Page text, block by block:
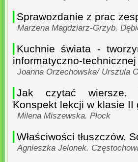
Sprawozdanie z prac
Marzena Magdziarz-Grzyb.
Kuchnie świata -
informatyczno-technicznej
Joanna Orzechowska/ Urszula
Jak czytać wiersze.
Konspekt lekcji w klasie II
Milena Miszewska. Płock
Właściwości tłuszczów.
Agnieszka Jelonek.